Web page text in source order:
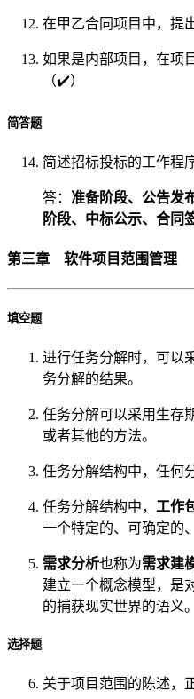
在甲乙合同项目中，提
如果是内部项目，在项
（✔️）
简答题
简述招标投标的工作程
答： 准备阶段、公告发
阶段、中标公示、合同
第三章 软件项目范围管理
填空题
进行任务分解时，可以
务分解的结果。
任务分解可以采用生存
或者其他的方法。
任务分解结构中，任何
任务分解结构中， 工作
一个特定的、可确定的
需求分析也称为需求建
建立一个概念模型，是
的捕获现实世界的语义。
选择题
关于项目范围的陈述，